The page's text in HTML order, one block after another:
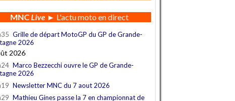
MNCLive► L'actu moto en direct
Grille de départ MotoGP du GP de Grande-
2026
2026
Marco Bezzecchi ouvre le GP de Grande-
2026
Newsletter MNC du 7 aout 2026
Mathieu Gines passe la 7 en championnat de